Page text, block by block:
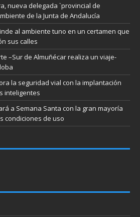
nueva delegada `provincial de
de la Junta de Andalucía
al ambiente tuno en un certamen que
sus calles
–Sur de Almuñécar realiza un viaje-
la seguridad vial con la implantación
inteligentes
a Semana Santa con la gran mayoría
condiciones de uso